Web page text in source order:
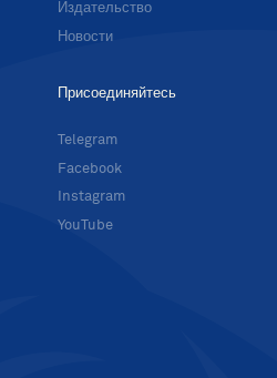
Издательство
Новости
Присоединяйтесь
Telegram
Facebook
Instagram
YouTube